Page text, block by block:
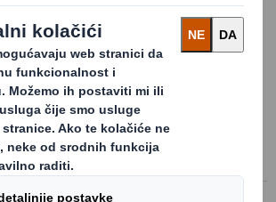
Head Office
Lastovska 5
1 6184 729